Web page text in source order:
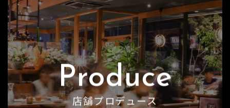
Produce
店舗プロデュース